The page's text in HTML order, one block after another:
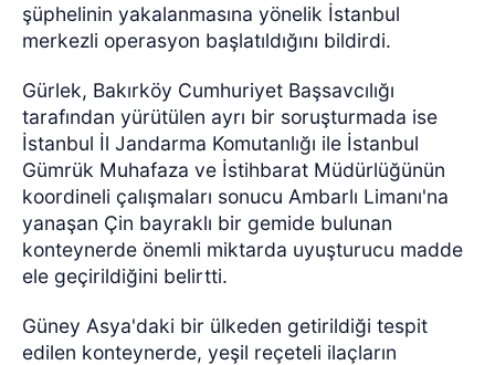
şüphelinin yakalanmasına yönelik İstanbul
merkezli operasyon başlatıldığını bildirdi.
Gürlek, Bakırköy Cumhuriyet Başsavcılığı
tarafından yürütülen ayrı bir soruşturmada ise
İstanbul İl Jandarma Komutanlığı ile İstanbul
Gümrük Muhafaza ve İstihbarat Müdürlüğünün
koordineli çalışmaları sonucu Ambarlı Limanı'na
yanaşan Çin bayraklı bir gemide bulunan
konteynerde önemli miktarda uyuşturucu madde
ele geçirildiğini belirtti.
Güney Asya'daki bir ülkeden getirildiği tespit
edilen konteynerde, yeşil reçeteli ilaçların